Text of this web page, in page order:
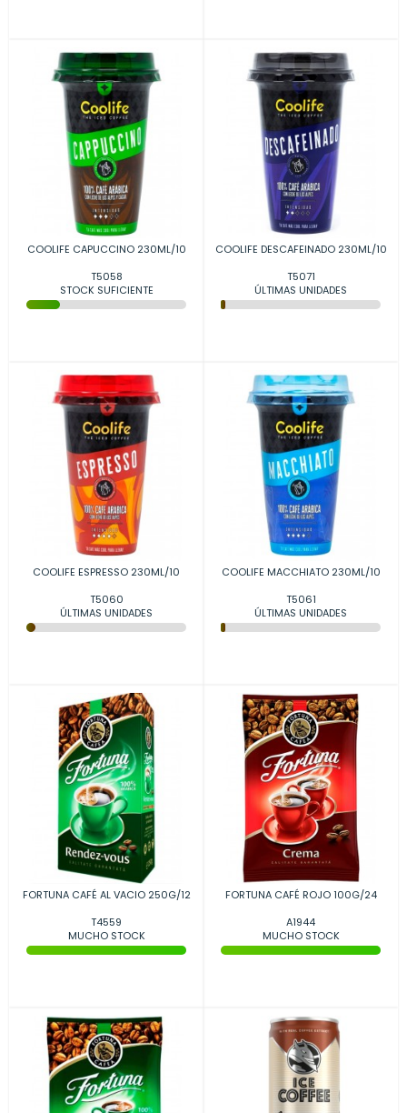
COOLIFE CAPUCCINO 230ML/10
T5058
STOCK SUFICIENTE
COOLIFE DESCAFEINADO 230ML/10
T5071
ÚLTIMAS UNIDADES
COOLIFE ESPRESSO 230ML/10
T5060
ÚLTIMAS UNIDADES
COOLIFE MACCHIATO 230ML/10
T5061
ÚLTIMAS UNIDADES
FORTUNA CAFÉ AL VACIO 250G/12
T4559
MUCHO STOCK
FORTUNA CAFÉ ROJO 100G/24
A1944
MUCHO STOCK